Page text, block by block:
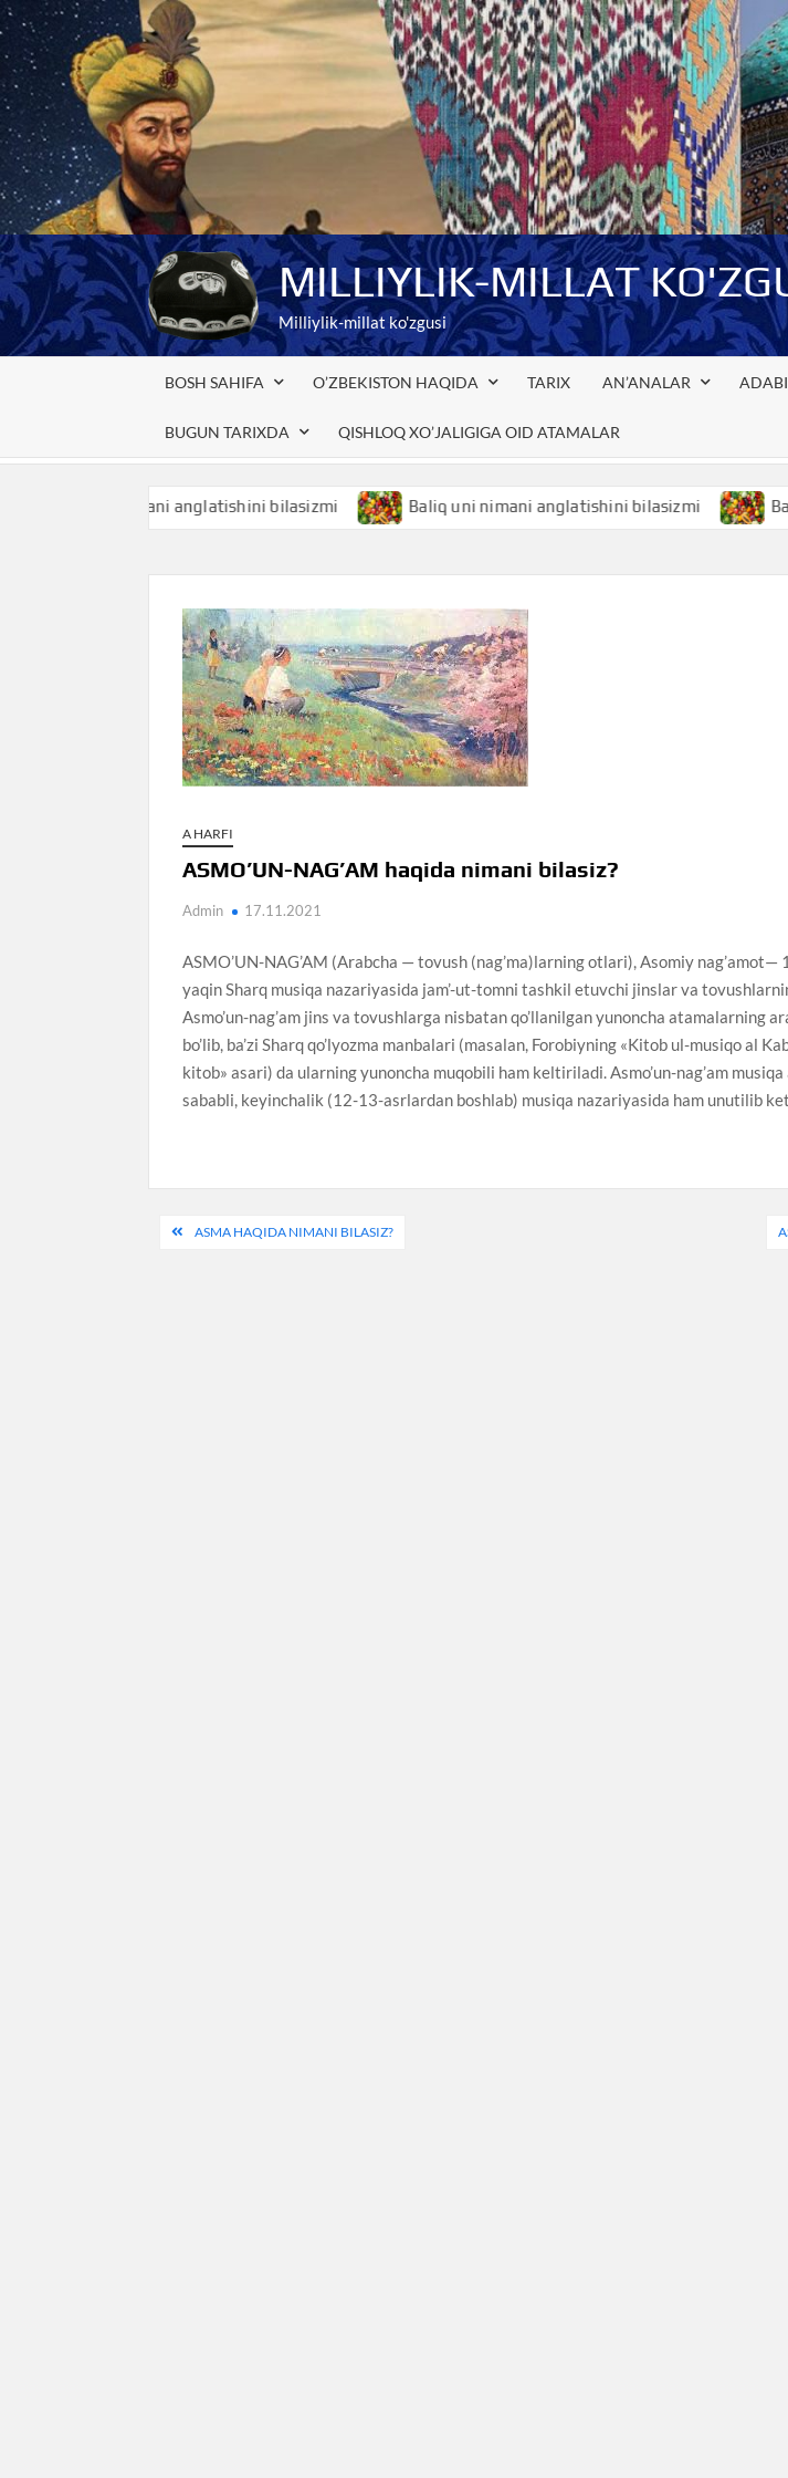
Skip
to
content
MILLIYLIK-MILLAT
Milliylik-millat ko'zgusi
BOSH SAHIFA O’ZBEKISTON HAQIDA TARIX AN’ANALAR
BUGUN TARIXDA QISHLOQ XO’JALIGIGA OID ATAMALAR
nimani anglatishini bilasizmi Baliq uni nimani anglatishini bilasizmi
A HARFI
ASMO’UN-NAG’AM haqida nimani bilasiz?
Admin 17.11.2021
ASMO’UN-NAG’AM (Arabcha — tovush (nag’ma)larning otlari), Asomiy
yaqin Sharq musiqa nazariyasida jam’-ut-tomni tashkil etuvchi jinslar va
Asmo’un-nag’am jins va tovushlarga nisbatan qo’llanilgan yunoncha atamalarning
bo’lib, ba’zi Sharq qo’lyozma manbalari (masalan, Forobiyning «Kitob ul-musiqo al
kitob» asari) da ularning yunoncha muqobili ham keltiriladi. Asmo’un-nag’am
sababli, keyinchalik (12-13-asrlardan boshlab) musiqa nazariyasida ham unutilib
PostASMA HAQIDA NIMANI BILASIZ?